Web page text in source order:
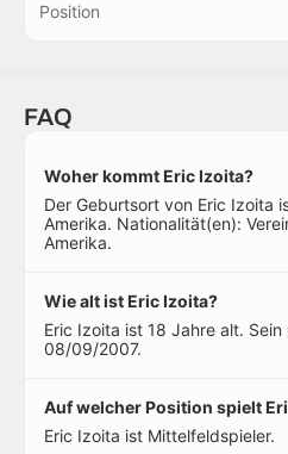
Position
FAQ
Woher kommt Eric Izoita?
Der Geburtsort von Eric Izoita
Amerika. Nationalität(en):
Amerika.
Wie alt ist Eric Izoita?
Eric Izoita ist 18 Jahre alt.
08/09/2007.
Auf welcher Position spielt
Eric Izoita ist Mittelfeldspieler.